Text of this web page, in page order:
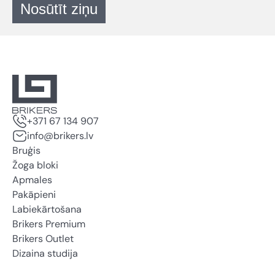
Nosūtīt ziņu
+371 67 134 907
info@brikers.lv
Bruģis
Žoga bloki
Apmales
Pakāpieni
Labiekārtošana
Brikers Premium
Brikers Outlet
Dizaina studija